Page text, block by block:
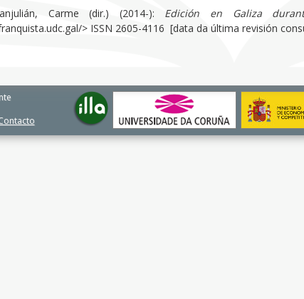
Carme (dir.) (2014-): Edición en Galiza
> ISSN 2605-4116 [data da última revisión